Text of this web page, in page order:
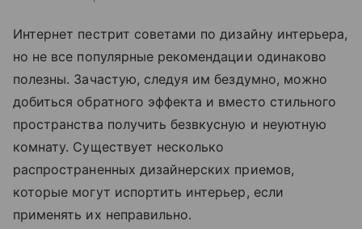
Интернет пестрит советами по дизайну интерьера,
но не все популярные рекомендации одинаково
полезны. Зачастую, следуя им бездумно, можно
добиться обратного эффекта и вместо стильного
пространства получить безвкусную и неуютную
комнату. Существует несколько
распространенных дизайнерских приемов,
которые могут испортить интерьер, если
применять их неправильно.